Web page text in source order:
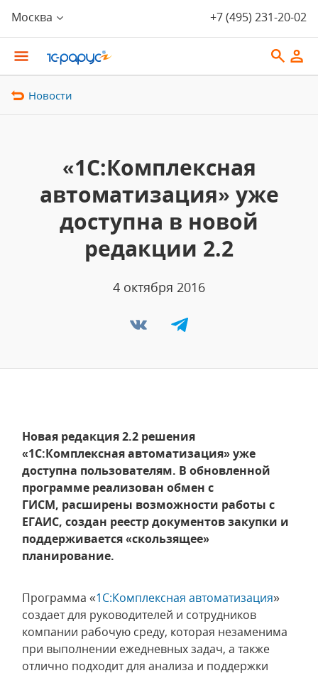
Москва +7 (495) 231-20-02
Новости
«1С:Комплексная
автоматизация» уже
доступна в новой
редакции 2.2
4 октября 2016
Новая редакция 2.2 решения
«1С:Комплексная автоматизация» уже
доступна пользователям. В обновленной
программе реализован обмен с
ГИСМ, расширены возможности работы с
ЕГАИС, создан реестр документов закупки и
поддерживается «скользящее»
планирование.
Программа «1С:Комплексная автоматизация»
создает для руководителей и сотрудников
компании рабочую среду, которая незаменима
при выполнении ежедневных задач, а также
отлично подходит для анализа и поддержки